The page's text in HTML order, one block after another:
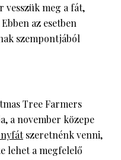
vesszük meg a fát,
az esetben
szempontjából
Tree Farmers
a november közepe
szeretnénk venni,
lehet a megfelelő